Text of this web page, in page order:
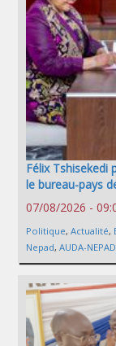
Félix Tshisekedi
le bureau-pays
07/08/2026 -
Politique, Actualité,
Nepad, AUDA-NEPAD